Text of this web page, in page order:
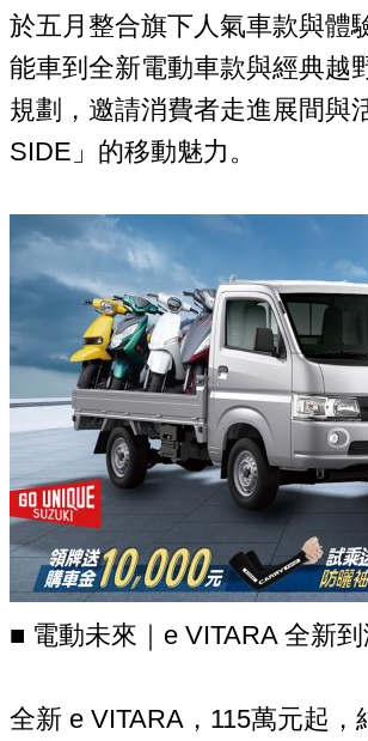
於五月整合旗下人氣車款與體
能車到全新電動車款與經典越
規劃，邀請消費者走進展間與
SIDE」的移動魅力。
■ 電動未來｜e VITARA 全新
全新 e VITARA，115萬元起